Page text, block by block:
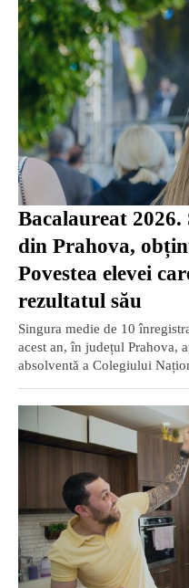
Bacalaureat 2026.
din Prahova,
Povestea elevei
rezultatul său
Singura medie de 10
acest an, în județul Prahova,
absolventă a Colegiului